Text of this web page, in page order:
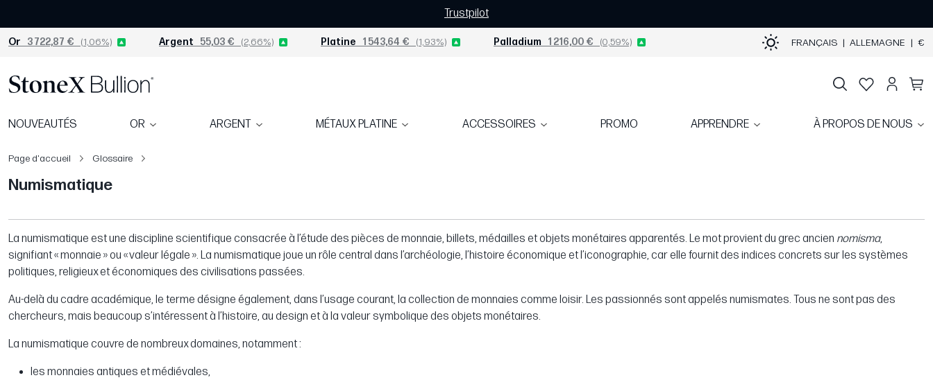
Trustpilot
Or 3 722,87 € (1,06%) Argent 55,03 € (2,66%) Platine 1 543,64 € (1,93%) Palladium 1 216,00 € (0,59%) FRANÇAIS | ALLEMAGNE | €
NOUVEAUTÉS OR ARGENT MÉTAUX PLATINE ACCESSOIRES PROMO APPRENDRE À PROPOS DE NOUS
Page d'accueil Glossaire
Numismatique
La numismatique est une discipline scientifique consacrée à l’étude des pièces de monnaie, billets, médailles et objets monétaires apparentés. Le mot provient du grec ancien nomisma,
signifiant « monnaie » ou « valeur légale ». La numismatique joue un rôle central dans l’archéologie, l’histoire économique et l’iconographie, car elle fournit des indices concrets sur les systèmes
politiques, religieux et économiques des civilisations passées.
Au-delà du cadre académique, le terme désigne également, dans l’usage courant, la collection de monnaies comme loisir. Les passionnés sont appelés numismates. Tous ne sont pas des
chercheurs, mais beaucoup s’intéressent à l’histoire, au design et à la valeur symbolique des objets monétaires.
La numismatique couvre de nombreux domaines, notamment :
les monnaies antiques et médiévales,